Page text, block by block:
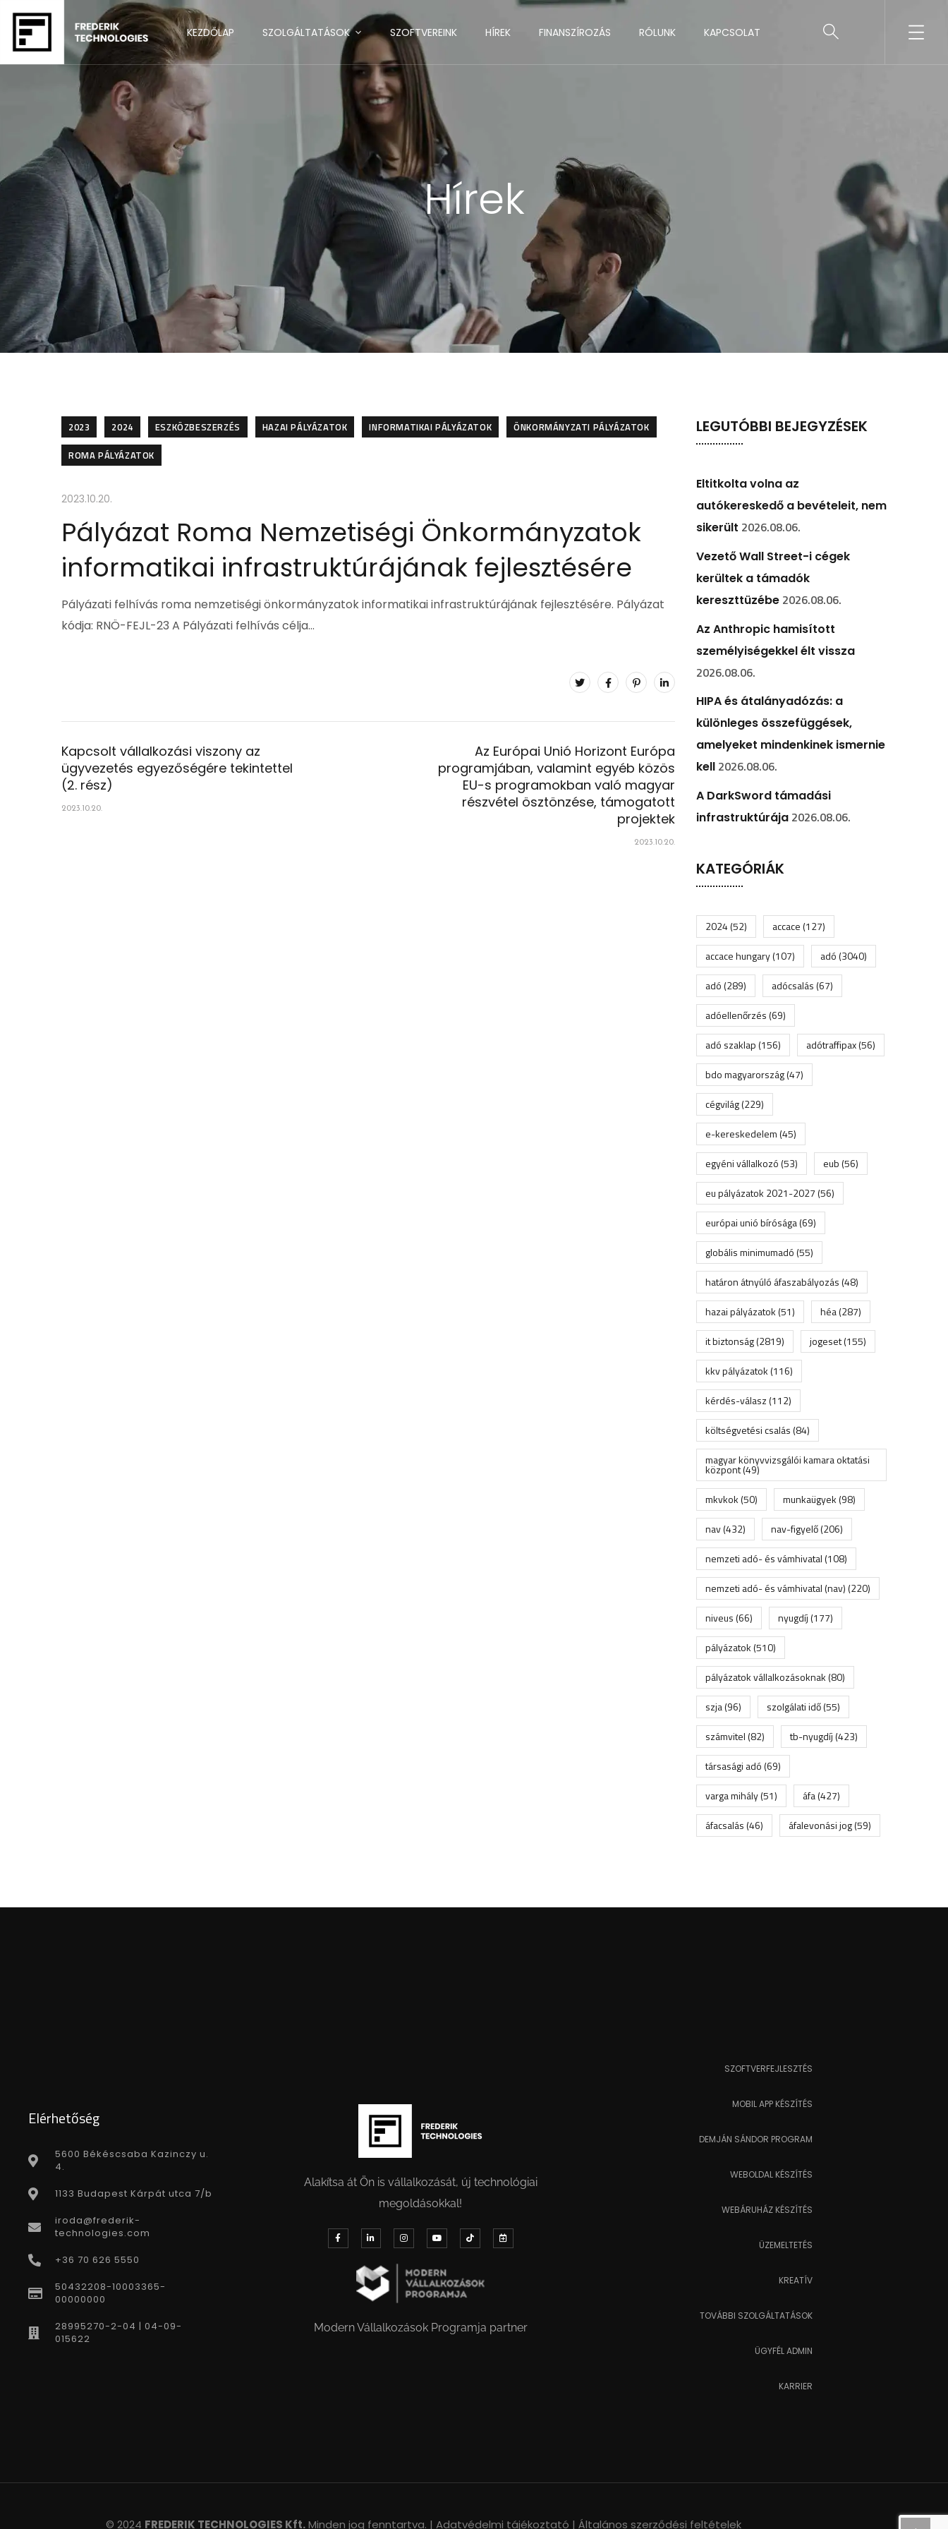
KEZDŐLAP SZOLGÁLTATÁSOK SZOFTVEREINK HÍREK FINANSZÍROZÁS RÓLUNK KAPCSOLAT
Hírek
2023 2024 ESZKÖZBESZERZÉS HAZAI PÁLYÁZATOK INFORMATIKAI PÁLYÁZATOK
ÖNKORMÁNYZATI PÁLYÁZATOK
ROMA PÁLYÁZATOK
2023.10.20.
Pályázat Roma Nemzetiségi Önkormányzatok
informatikai infrastruktúrájának fejlesztésére
Pályázati felhívás roma nemzetiségi önkormányzatok informatikai infrastruktúrájának fejlesztésére. Pályázat
kódja: RNÖ-FEJL-23 A Pályázati felhívás célja…
Kapcsolt vállalkozási viszony az
ügyvezetés egyezőségére tekintettel
(2. rész)
2023.10.20.
Az Európai Unió Horizont Európa
programjában, valamint egyéb közös
EU-s programokban való magyar
részvétel ösztönzése, támogatott
projektek
2023.10.20.
LEGUTÓBBI BEJEGYZÉSEK
Eltitkolta volna az
autókereskedő a bevételeit, nem
sikerült 2026.08.06.
Vezető Wall Street-i cégek
kerültek a támadók
kereszttüzébe 2026.08.06.
Az Anthropic hamisított
személyiségekkel élt vissza
2026.08.06.
HIPA és átalányadózás: a
különleges összefüggések,
amelyeket mindenkinek ismernie
kell 2026.08.06.
A DarkSword támadási
infrastruktúrája 2026.08.06.
KATEGÓRIÁK
2024(52) accace(127)
accace hungary(107) adó(3040)
adó(289) adócsalás(67)
adóellenőrzés(69)
adó szaklap(156) adótraffipax(56)
bdo magyarország(47)
cégvilág(229)
e-kereskedelem(45)
egyéni vállalkozó(53) eub(56)
eu pályázatok 2021-2027(56)
európai unió bírósága(69)
globális minimumadó(55)
határon átnyúló áfaszabályozás(48)
hazai pályázatok(51) héa(287)
it biztonság(2819) jogeset(155)
kkv pályázatok(116)
kérdés-válasz(112)
költségvetési csalás(84)
magyar könyvvizsgálói kamara oktatási
központ(49)
mkvkok(50) munkaügyek(98)
nav(432) nav-figyelő(206)
nemzeti adó- és vámhivatal(108)
nemzeti adó- és vámhivatal (nav)(220)
niveus(66) nyugdíj(177)
pályázatok(510)
pályázatok vállalkozásoknak(80)
szja(96) szolgálati idő(55)
számvitel(82) tb-nyugdíj(423)
társasági adó(69)
varga mihály(51) áfa(427)
áfacsalás(46) áfalevonási jog(59)
Elérhetőség
5600 Békéscsaba Kazinczy u.
4.
1133 Budapest Kárpát utca 7/b
iroda@frederik-
technologies.com
+36 70 626 5550
50432208-10003365-
00000000
28995270-2-04 | 04-09-
015622
Alakítsa át Ön is vállalkozását, új technológiai
megoldásokkal!
Modern Vállalkozások Programja partner
SZOFTVERFEJLESZTÉS
MOBIL APP KÉSZÍTÉS
DEMJÁN SÁNDOR PROGRAM
WEBOLDAL KÉSZÍTÉS
WEBÁRUHÁZ KÉSZÍTÉS
ÜZEMELTETÉS
KREATÍV
TOVÁBBI SZOLGÁLTATÁSOK
ÜGYFÉL ADMIN
KARRIER
© 2024 FREDERIK TECHNOLOGIES Kft.Minden jog fenntartva. | Adatvédelmi tájékoztató | Általános szerződési feltételek